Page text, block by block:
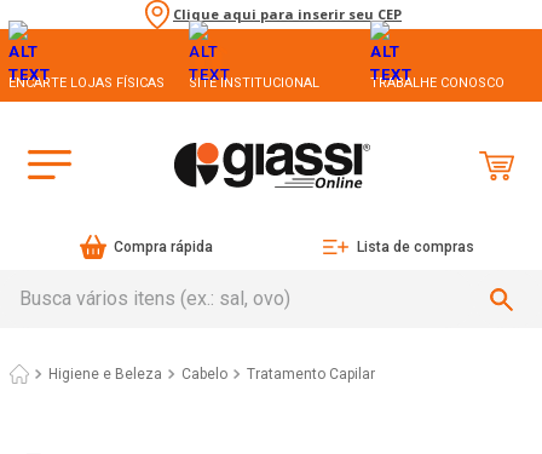
Clique aqui para inserir seu CEP
ENCARTE LOJAS FÍSICAS SITE INSTITUCIONAL TRABALHE CONOSCO
Compra rápida Lista de compras
Higiene e Beleza Cabelo Tratamento Capilar